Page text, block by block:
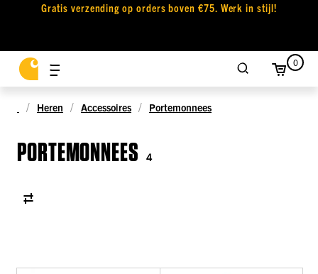
Gratis verzending op orders boven €75. Werk in stijl!
0
Heren Accessoires Portemonnees
PORTEMONNEES 4